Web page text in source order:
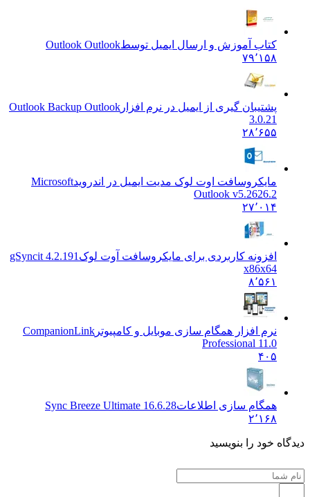
کتاب آموزش و ارسال ایمیل توسطOutlook Outlook
۷۹٬۱۵۸
پشتیبان گیری از ایمیل در نرم افزار Outlook Backup Outlook
3.0.21
۲۸٬۶۵۵
مایکروسافت اوت لوک مدیت ایمیل در اندرویدMicrosoft
Outlook v5.2626.2
۲۷٬۰۱۴
افزونه کاربردی برای مایکروسافت آوت لوک gSyncit 4.2.191
x86x64
۸٬۵۶۱
نرم افزار همگام سازی موبایل و کامپیوتر CompanionLink
Professional 11.0
۴۰۵
همگام سازی اطلاعاتSync Breeze Ultimate 16.6.28
۲٬۱۶۸
دیدگاه خود را بنویسید